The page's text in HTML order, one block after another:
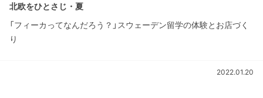
北欧をひとさじ・夏
「フィーカってなんだろう？」スウェーデン留学の体験とお店づく
り
2022.01.20